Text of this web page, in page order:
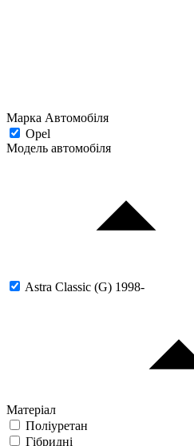
Марка Автомобіля
Opel
Модель автомобіля
Astra Classic (G) 1998-
Матеріал
Поліуретан
Гібридні